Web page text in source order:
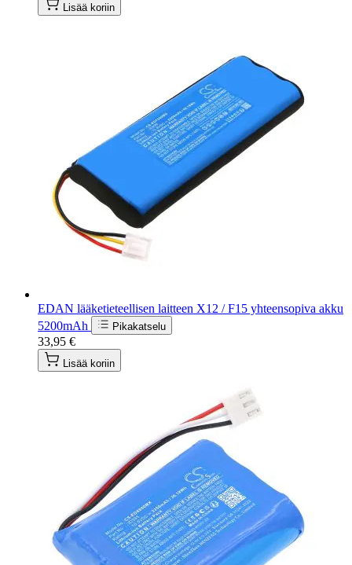
Lisää koriin
EDAN lääketieteellisen laitteen X12 / F15 yhteensopiva akku
5200mAh
Pikakatselu
33,95 €
Lisää koriin